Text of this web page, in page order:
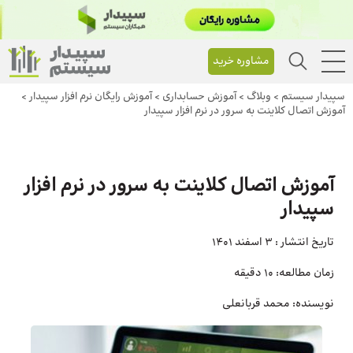
مشاوره خرید
سپیدار سیستم > وبلاگ >آموزش حسابداری >آموزش رایگان نرم افزار سپیدار>
آموزش اتصال کلاینت به سرور در نرم افزار سپیدار
آموزش اتصال کلاینت به سرور در نرم افزار
سپیدار
تاریخ انتشار : 3 اسفند 1401
زمان مطالعه: 10 دقیقه
نویسنده: محمد قربانعلی